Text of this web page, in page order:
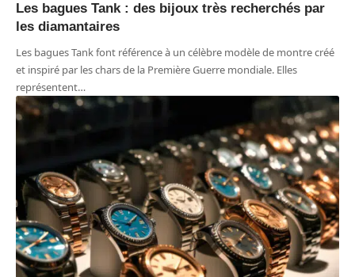
Les bagues Tank : des bijoux très recherchés par
les diamantaires
Les bagues Tank font référence à un célèbre modèle de montre créé
et inspiré par les chars de la Première Guerre mondiale. Elles
représentent…